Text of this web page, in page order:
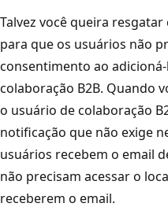
Talvez você queira
para que os usuários não
consentimento ao
colaboração B2B. Quando
o usuário de colaboração
notificação que não exige
usuários recebem o email
não precisam acessar o
receberem o email.